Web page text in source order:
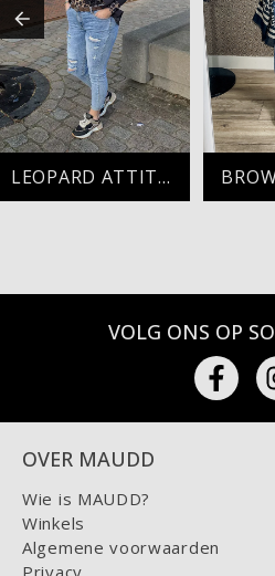
LEOPARD ATTITUDE
VOLG ONS OP
OVER MAUDD
Wie is MAUDD?
Winkels
Algemene voorwaarden
Privacy